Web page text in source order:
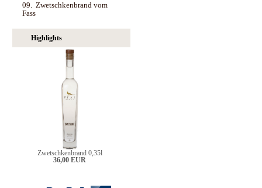
09. Zwetschkenbrand vom
Fass
Highlights
Zwetschkenbrand 0,35l
36,00 EUR